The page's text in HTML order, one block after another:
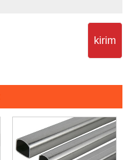
kirim